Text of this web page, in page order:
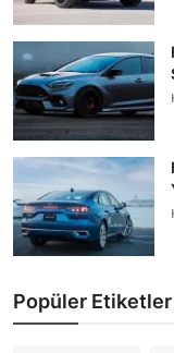
Popüler Etiketler